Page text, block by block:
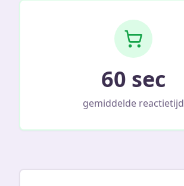
60 sec
gemiddelde reactietijd